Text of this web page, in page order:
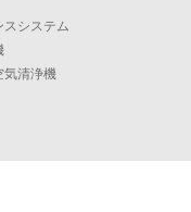
スシステム
気清浄機